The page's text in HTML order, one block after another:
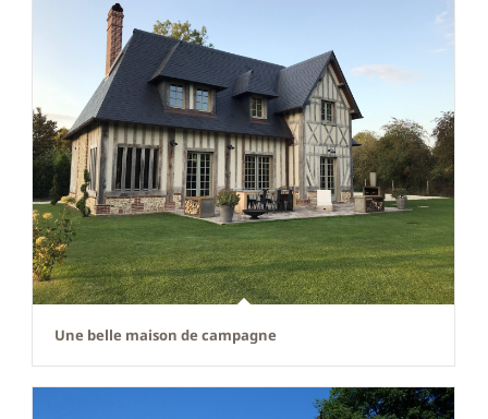
Une belle maison de campagne